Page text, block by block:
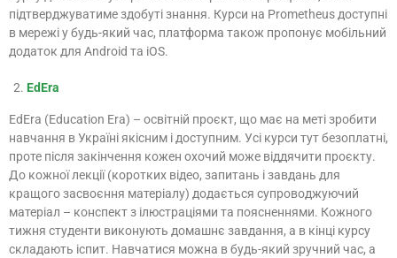
підтверджуватиме здобуті знання. Курси на Prometheus доступні
в мережі у будь-який час, платформа також пропонує мобільний
додаток для Android та iOS.
EdEra
EdEra (Education Era) – освітній проєкт, що має на меті зробити
навчання в Україні якісним і доступним. Усі курси тут безоплатні,
проте після закінчення кожен охочий може віддячити проєкту.
До кожної лекції (коротких відео, запитань і завдань для
кращого засвоєння матеріалу) додається супроводжуючий
матеріал – конспект з ілюстраціями та поясненнями. Кожного
тижня студенти виконують домашнє завдання, а в кінці курсу
складають іспит. Навчатися можна в будь-який зручний час, а